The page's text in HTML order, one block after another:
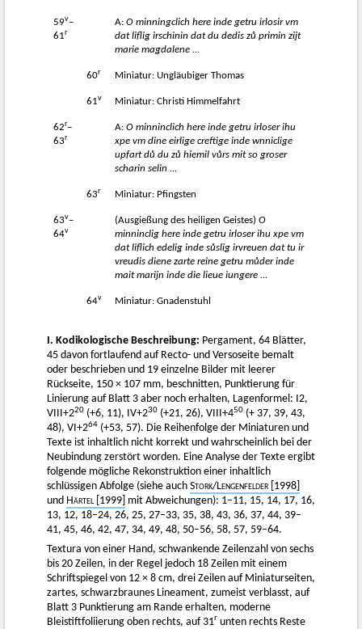
59v–
61r
A: O minningclich here inde getru irlosir vm
dat liflig irschinin dat du dedis zů primin zijt
marie magdalene ...
60r Miniatur: Ungläubiger Thomas
61v Miniatur: Christi Himmelfahrt
62r–
63r
A: O minninclich here inde getru irloser ihu
xpe vm dine eirlige creftige inde wnniclige
upfart dů du zů hiemil vůrs mit so groser
scharin selin ...
63r Miniatur: Pfingsten
63v–
64v
(Ausgießung des heiligen Geistes) O
minninclig here inde getru irloser ihu xpe vm
dat liflich edelig inde sůslig irvreuen dat tu ir
vreudis diene zarte reine getru můder inde
mait marijn inde die lieue iungere ...
64v Miniatur: Gnadenstuhl
I. Kodikologische Beschreibung: Pergament, 64 Blätter,
45 davon fortlaufend auf Recto- und Versoseite bemalt
oder beschrieben und 19 einzelne Bilder mit leerer
Rückseite, 150 × 107 mm, beschnitten, Punktierung für
Linierung auf Blatt 3 aber noch erhalten, Lagenformel: I2,
VIII+220 (+6, 11), IV+230 (+21, 26), VIII+450 (+ 37, 39, 43,
48), VI+264 (+53, 57). Die Reihenfolge der Miniaturen und
Texte ist inhaltlich nicht korrekt und wahrscheinlich bei der
Neubindung zerstört worden. Eine Analyse der Texte ergibt
folgende mögliche Rekonstruktion einer inhaltlich
schlüssigen Abfolge (siehe auch Stork/Lengenfelder [1998]
und Härtel [1999] mit Abweichungen): 1–11, 15, 14, 17, 16,
13, 12, 18–24, 26, 25, 27–33, 35, 38, 43, 36, 37, 44, 39–
41, 45, 46, 42, 47, 34, 49, 48, 50–56, 58, 57, 59–64.
Textura von einer Hand, schwankende Zeilenzahl von sechs
bis 20 Zeilen, in der Regel jedoch 18 Zeilen mit einem
Schriftspiegel von 12 × 8 cm, drei Zeilen auf Miniaturseiten,
zartes, schwarzbraunes Lineament, zumeist verblasst, auf
Blatt 3 Punktierung am Rande erhalten, moderne
Bleistiftfoliierung oben rechts, auf 31r unten rechts Reste